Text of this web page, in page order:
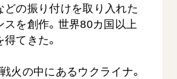
どの振り付けを取り入れた
スを創作。世界80カ国以上
てきた。
火の中にあるウクライナ。